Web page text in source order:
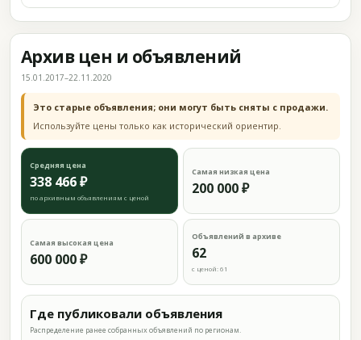
Архив цен и объявлений
15.01.2017–22.11.2020
Это старые объявления; они могут быть сняты с продажи.
Используйте цены только как исторический ориентир.
Средняя цена
338 466 ₽
по архивным объявлениям с ценой
Самая низкая цена
200 000 ₽
Самая высокая цена
600 000 ₽
Объявлений в архиве
62
с ценой: 61
Где публиковали объявления
Распределение ранее собранных объявлений по регионам.